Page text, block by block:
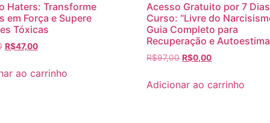
Haters: Transforme
em Força e Supere
Tóxicas
R$47,00
ao carrinho
Acesso Gratuito por 7
Curso: “Livre do
Guia Completo para
Recuperação e
R$97,00 R$0,00
Adicionar ao carrinho